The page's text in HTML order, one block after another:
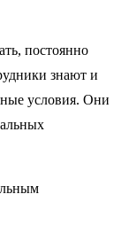
постоянно
знают и
условия. Они